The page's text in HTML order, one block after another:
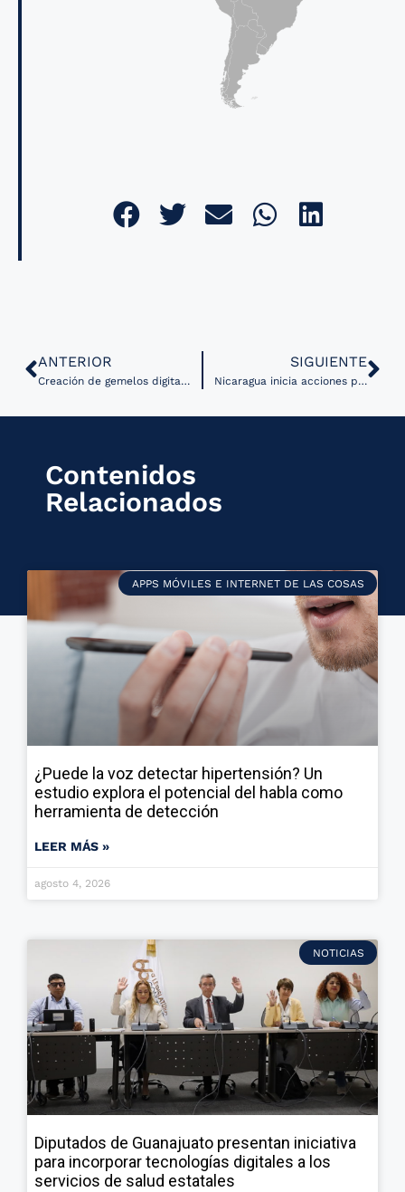
ANTERIOR
Creación de gemelos digitales para investigar amenazas ambientales a la salud
SIGUIENTE
Nicaragua inicia acciones para fortalecer la vigilancia entomológica comunitaria
Contenidos
Relacionados
APPS MÓVILES E INTERNET DE LAS COSAS
¿Puede la voz detectar hipertensión? Un
estudio explora el potencial del habla como
herramienta de detección
LEER MÁS »
agosto 4, 2026
NOTICIAS
Diputados de Guanajuato presentan iniciativa
para incorporar tecnologías digitales a los
servicios de salud estatales